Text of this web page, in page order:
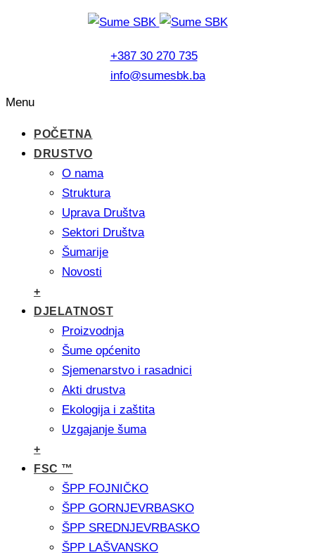
+387 30 270 735
info@sumesbk.ba
Menu
POČETNA
DRUSTVO
O nama
Struktura
Uprava Društva
Sektori Društva
Šumarije
Novosti
+
DJELATNOST
Proizvodnja
Šume općenito
Sjemenarstvo i rasadnici
Akti drustva
Ekologija i zaštita
Uzgajanje šuma
+
FSC ™
ŠPP FOJNIČKO
ŠPP GORNJEVRBASKO
ŠPP SREDNJEVRBASKO
ŠPP LAŠVANSKO